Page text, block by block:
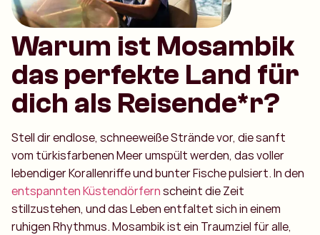
Warum ist Mosambik
das perfekte Land für
dich als Reisende*r?
Stell dir endlose, schneeweiße Strände vor, die sanft
vom türkisfarbenen Meer umspült werden, das voller
lebendiger Korallenriffe und bunter Fische pulsiert. In den
entspannten Küstendörfernscheint die Zeit
stillzustehen, und das Leben entfaltet sich in einem
ruhigen Rhythmus. Mosambik ist ein Traumziel für alle,